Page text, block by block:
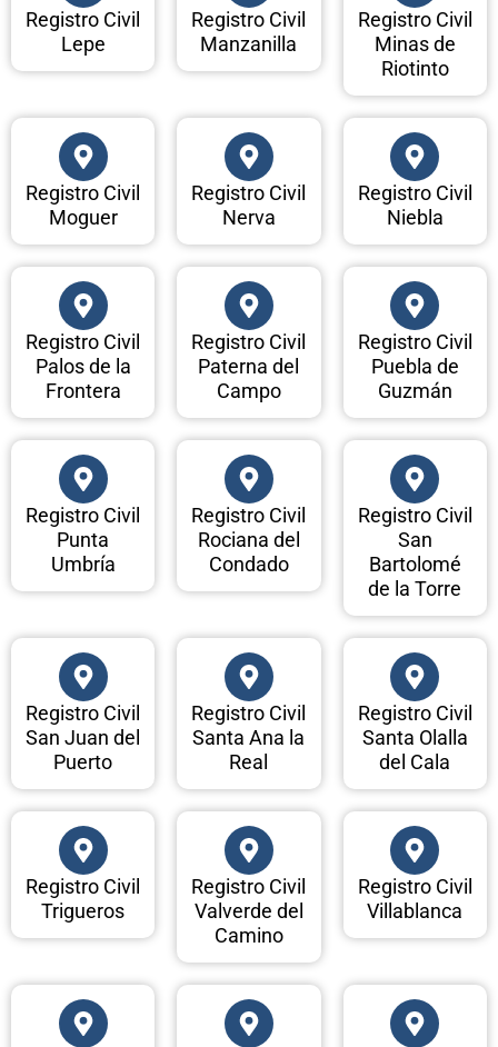
Registro Civil
Lepe
Registro Civil
Manzanilla
Registro Civil
Minas de
Riotinto
Registro Civil
Moguer
Registro Civil
Nerva
Registro Civil
Niebla
Registro Civil
Palos de la
Frontera
Registro Civil
Paterna del
Campo
Registro Civil
Puebla de
Guzmán
Registro Civil
Punta
Umbría
Registro Civil
Rociana del
Condado
Registro Civil
San
Bartolomé
de la Torre
Registro Civil
San Juan del
Puerto
Registro Civil
Santa Ana la
Real
Registro Civil
Santa Olalla
del Cala
Registro Civil
Trigueros
Registro Civil
Valverde del
Camino
Registro Civil
Villablanca